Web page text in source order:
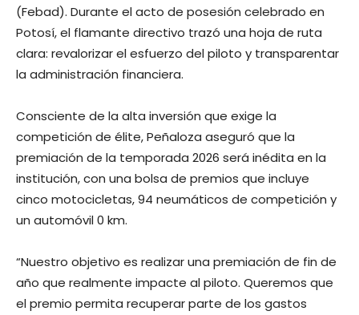
(Febad). Durante el acto de posesión celebrado en
Potosí, el flamante directivo trazó una hoja de ruta
clara: revalorizar el esfuerzo del piloto y transparentar
la administración financiera.
Consciente de la alta inversión que exige la
competición de élite, Peñaloza aseguró que la
premiación de la temporada 2026 será inédita en la
institución, con una bolsa de premios que incluye
cinco motocicletas, 94 neumáticos de competición y
un automóvil 0 km.
“Nuestro objetivo es realizar una premiación de fin de
año que realmente impacte al piloto. Queremos que
el premio permita recuperar parte de los gastos